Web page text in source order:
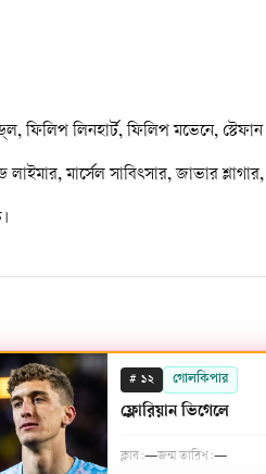
লিনহার্ট, ফিলিপ মভেনে,
লাইমার, মার্সেল সাবিৎসার, জাভার
# ১২ গোলকিপার
ফ্লোরিয়ান ভিগেলে
ক্লাব:—জন্ম তারিখ:—